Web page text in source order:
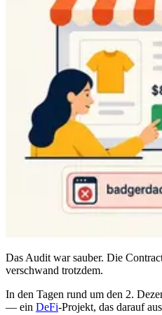
Das Audit war sauber. Die
verschwand trotzdem.
In den Tagen rund um den 2.
— ein DeFi-Projekt, das darauf